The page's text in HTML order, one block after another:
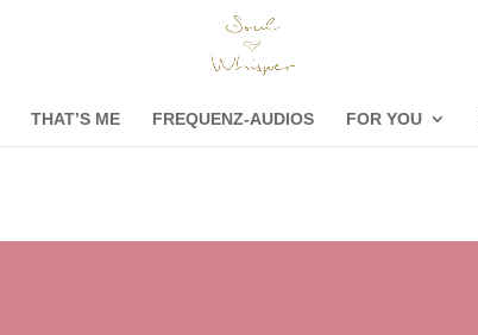
THAT’S ME FREQUENZ-AUDIOS FOR YOU